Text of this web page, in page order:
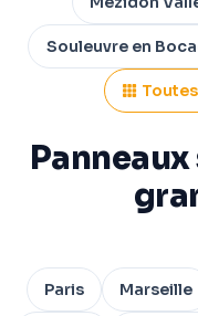
Souleuvre en
Paris Marseille